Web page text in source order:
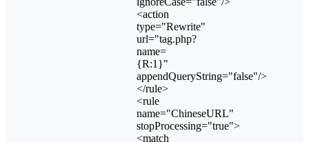
<action
type="Rewrite"
url="tag.php?
name=
{R:1}"
appendQueryString="false"/>
</rule>
<rule
name="ChineseURL"
stopProcessing="true">
<match